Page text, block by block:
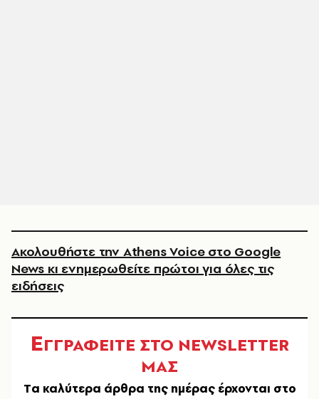
Ακολουθήστε την Athens Voice στο Google
News κι ενημερωθείτε πρώτοι για όλες τις
ειδήσεις
ΕΓΓΡΑΦΕΙΤΕ ΣΤΟ NEWSLETTER
ΜΑΣ
Tα καλύτερα άρθρα της ημέρας έρχονται στο